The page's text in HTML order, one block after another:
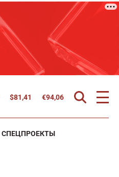
$81,41 €94,06
СПЕЦПРОЕКТЫ